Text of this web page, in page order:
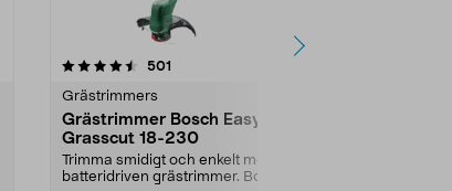
501
Grästrimmers
Grästrimmer Bosch Easy
Grasscut 18-230
Trimma smidigt och enkelt med en
batteridriven grästrimmer. Bosch
4.5 av 5 stjärnor